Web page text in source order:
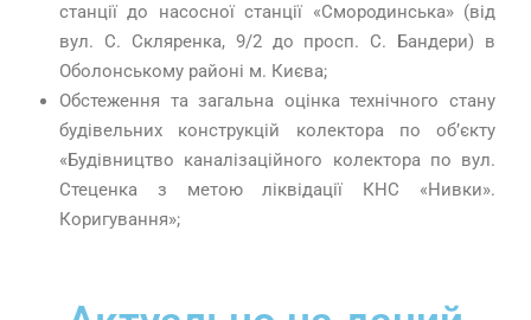
станції до насосної станції «Смородинська» (від
вул. С. Скляренка, 9/2 до просп. С. Бандери) в
Оболонському районі м. Києва;
Обстеження та загальна оцінка технічного стану
будівельних конструкцій колектора по об’єкту
«Будівництво каналізаційного колектора по вул.
Стеценка з метою ліквідації КНС «Нивки».
Коригування»;